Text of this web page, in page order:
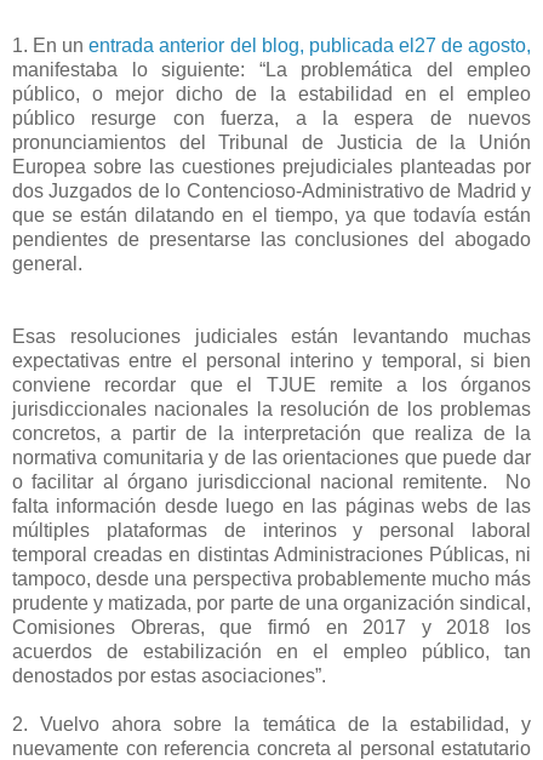
1. En unentrada anterior del blog, publicada el27 de agosto,
manifestaba lo siguiente: “La problemática del empleo
público, o mejor dicho de la estabilidad en el empleo
público resurge con fuerza, a la espera de nuevos
pronunciamientos del Tribunal de Justicia de la Unión
Europea sobre las cuestiones prejudiciales planteadas por
dos Juzgados de lo Contencioso-Administrativo de Madrid y
que se están dilatando en el tiempo, ya que todavía están
pendientes de presentarse las conclusiones del abogado
general.
Esas resoluciones judiciales están levantando muchas
expectativas entre el personal interino y temporal, si bien
conviene recordar que el TJUE remite a los órganos
jurisdiccionales nacionales la resolución de los problemas
concretos, a partir de la interpretación que realiza de la
normativa comunitaria y de las orientaciones que puede dar
o facilitar al órgano jurisdiccional nacional remitente.
No
falta información desde luego en las páginas webs de las
múltiples plataformas de interinos y personal laboral
temporal creadas en distintas Administraciones Públicas, ni
tampoco, desde una perspectiva probablemente mucho más
prudente y matizada, por parte de una organización sindical,
Comisiones Obreras, que firmó en 2017 y 2018 los
acuerdos de estabilización en el empleo público, tan
denostados por estas asociaciones”.
2. Vuelvo ahora sobre la temática de la estabilidad, y
nuevamente con referencia concreta al personal estatutario